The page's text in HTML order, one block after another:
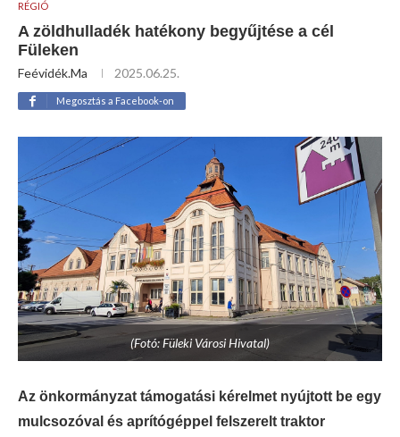
RÉGIÓ
A zöldhulladék hatékony begyűjtése a cél
Füleken
Feévidék.ma 2025.06.25.
Megosztás a Facebook-on
(Fotó: Füleki Városi Hivatal)
Az önkormányzat támogatási kérelmet nyújtott be egy
mulcsozóval és aprítógéppel felszerelt traktor